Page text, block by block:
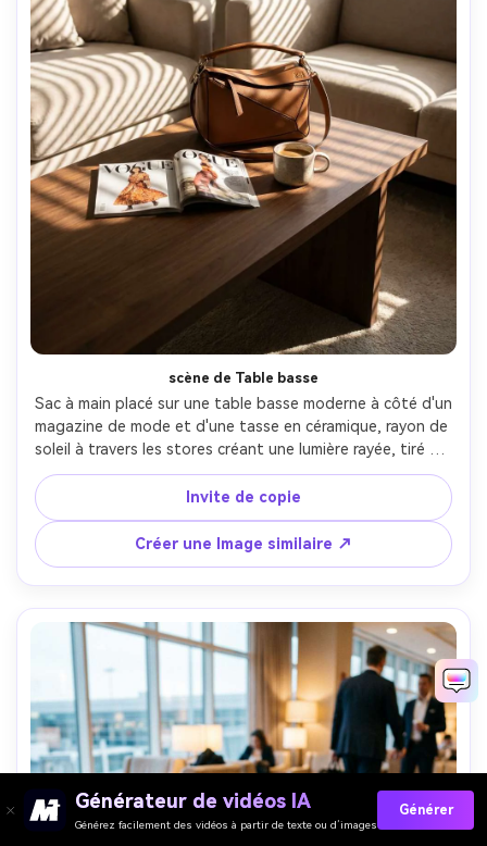
scène de Table basse
Sac à main placé sur une table basse moderne à côté d'un
magazine de mode et d'une tasse en céramique, rayon de
soleil à travers les stores créant une lumière rayée, tiré sur
Sony A7R V, 35mm, f/2.2, style d'intérieur réaliste,
ambiance de style de vie aspiratif, éditorial Accueil Qualité
de la campagne- -ar 4:5
Invite de copie
Créer une Image similaire ↗
Générateur de vidéos IA
Générez facilement des vidéos à partir de texte ou d’images
Générer